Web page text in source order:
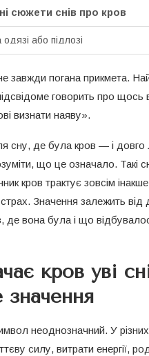
сюжети снів про кров
або підлозі
завжди погана прикмета.
говорить про щось
визнати наяву».
сну, де була кров — і довго
що це означало. Такі
кров трактує зовсім
Значення залежить від
де вона була і що
кров уві
значення
неоднозначний. У різних
силу, витрати енергії,